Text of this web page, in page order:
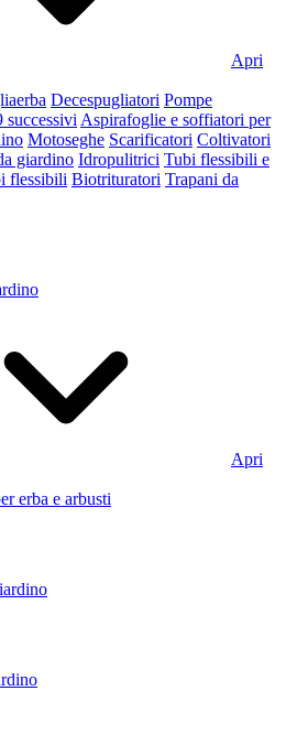
Apri
Decespugliatori Pompe
successivi Aspirafoglie e soffiatori per
Motoseghe Scarificatori Coltivatori
giardino Idropulitrici Tubi flessibili e
flessibili Biotrituratori Trapani da
Apri
erba e arbusti